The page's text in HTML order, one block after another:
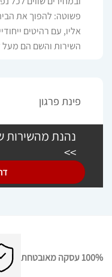
פשוטה: להפוך את
אליו, עם רהיטים
השירות והשם הם מעל
פינת פרגון
נהנת מהשירות
>>
100% עסקה מאובטחת